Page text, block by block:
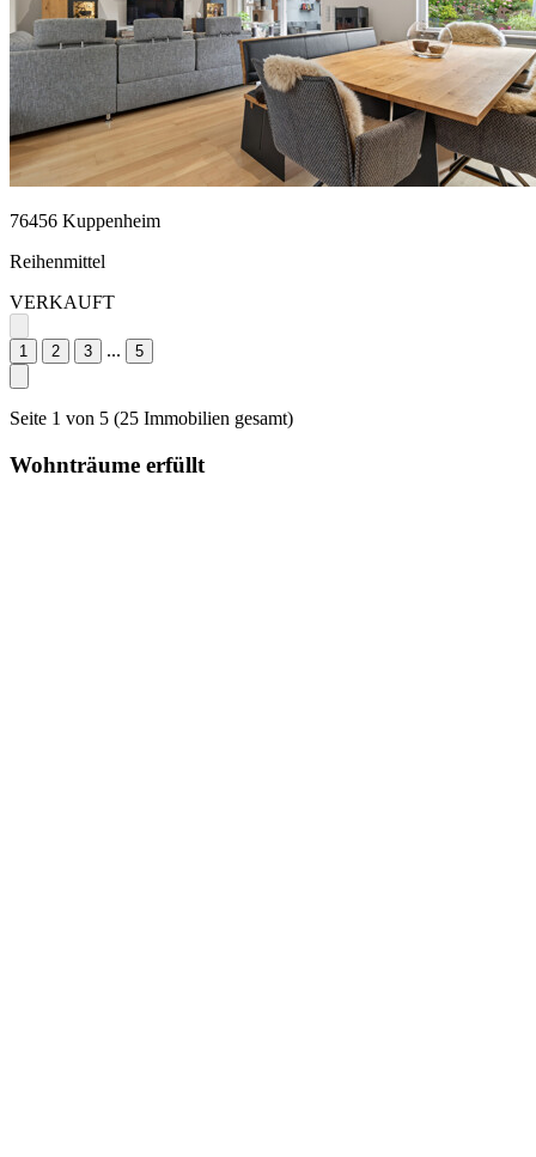
76456 Kuppenheim
Reihenmittel
VERKAUFT
1 2 3 ... 5
Seite 1 von 5 (25 Immobilien gesamt)
Wohnträume erfüllt